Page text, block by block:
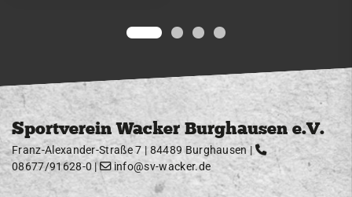
Sportverein Wacker Burghausen e.V.
Franz-Alexander-Straße 7 | 84489 Burghausen |
08677/91628-0 | info@sv-wacker.de